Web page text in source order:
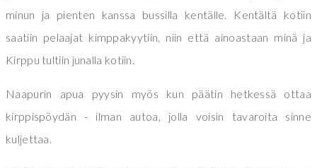
minun ja pienten kanssa bussilla kentälle. Kentältä kotiin
saatiin pelaajat kimppakyytiin, niin että ainoastaan minä ja
Kirppu tultiin junalla kotiin.
Naapurin apua pyysin myös kun päätin hetkessä ottaa
kirppispöydän - ilman autoa, jolla voisin tavaroita sinne
kuljettaa.